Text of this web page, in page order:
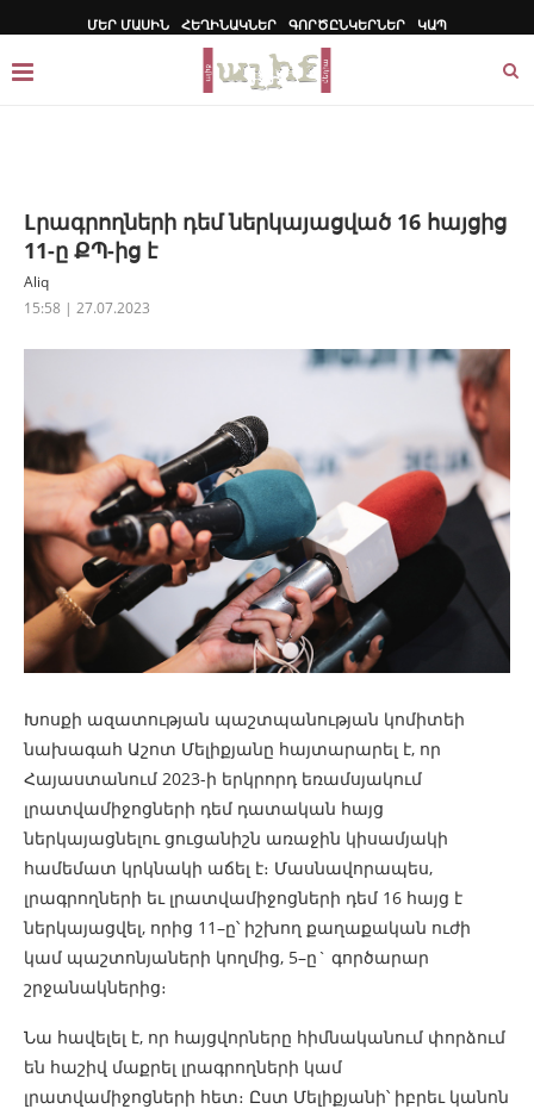
ՄԵՐ ՄԱՍԻՆ ՀԵՂԻՆԱԿՆԵՐ ԳՈՐԾԸՆԿԵՐՆԵՐ ԿԱՊ
Lրագրողների դեմ ներկայացված 16 հայցից
11-ը ՔՊ-ից է
Aliq
15:58 | 27.07.2023
Խոսքի ազատության պաշտպանության կոմիտեի
նախագահ Աշոտ Մելիքյանը հայտարարել է, որ
Հայաստանում 2023-ի երկրորդ եռամսյակում
լրատվամիջոցների դեմ դատական հայց
ներկայացնելու ցուցանիշն առաջին կիսամյակի
համեմատ կրկնակի աճել է։ Մասնավորապես,
լրագրողների եւ լրատվամիջոցների դեմ 16 հայց է
ներկայացվել, որից 11–ը՝ իշխող քաղաքական ուժի
կամ պաշտոնյաների կողմից, 5–ը` գործարար
շրջանակներից։
Նա հավելել է, որ հայցվորները հիմնականում փորձում
են հաշիվ մաքրել լրագրողների կամ
լրատվամիջոցների հետ։ Ըստ Մելիքյանի՝ իբրեւ կանոն